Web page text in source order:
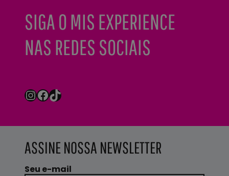
SIGA O MIS EXPERIENCE
NAS REDES SOCIAIS
Instagram
Facebook
TikTok
ASSINE NOSSA NEWSLETTER
Seu e-mail